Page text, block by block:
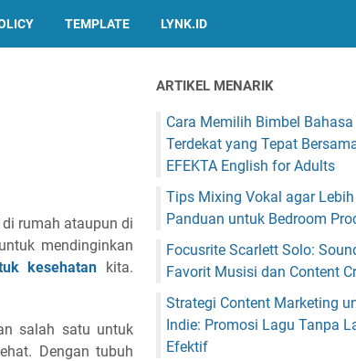
TEMPLATE LYNK.ID
rumah ataupun di
mendinginkan
kesehatan kita.
salah satu untuk
Dengan tubuh
ARTIKEL MENARIK
Cara Memilih Bimbel
Terdekat yang Tepat
EFEKTA English for Adults
Tips Mixing Vokal agar
Panduan untuk Bedroom
Focusrite Scarlett Solo:
Favorit Musisi dan Content
Strategi Content Marketing
Indie: Promosi Lagu Tanpa
Efektif